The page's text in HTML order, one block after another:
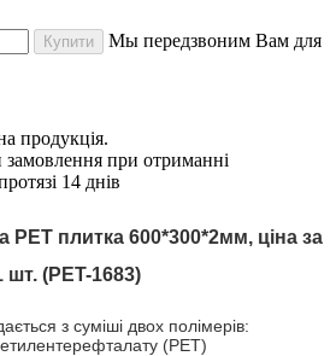
Купити
Мы передзвоним Вам для
продукція.
при отриманні
14 днів
PET плитка 600*300*2мм, ціна за
шт. (PET-1683)
з суміші двох полімерів:
(PET)